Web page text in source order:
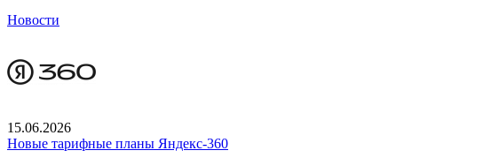
Новости
15.06.2026
Новые тарифные планы Яндекс-360